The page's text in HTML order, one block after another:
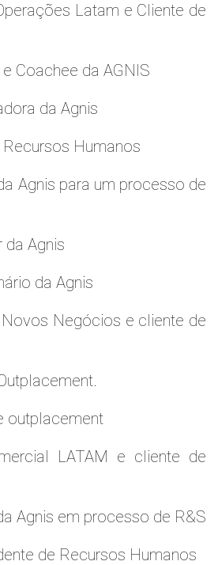
Latam e Cliente de
Coachee da AGNIS
da Agnis
Humanos
Agnis para um processo de
da Agnis
da Agnis
Novos Negócios e cliente de
outplacement
LATAM e cliente de
Agnis em processo de R&S
de Recursos Humanos